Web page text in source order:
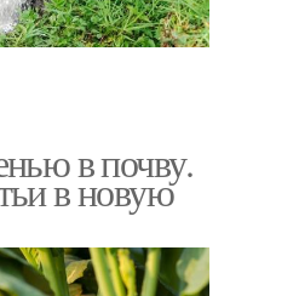
в почву.
в новую